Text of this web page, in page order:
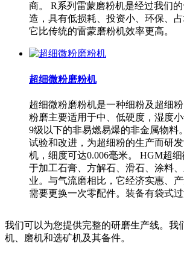
商。 R系列雷蒙磨粉机是经过我们
造，具有低损耗、投资小、环保、占
它比传统的雷蒙磨粉机效率更高。
超细微粉磨粉机
超细微粉磨粉机是一种细粉及超细
粉磨主要适用于中、低硬度，湿度
9级以下的非易燃易爆的非金属物料
试验和改进，为超细粉的生产而研
机，细度可达0.006毫米。 HGM超
于加工石膏、方解石、滑石、涂料
业。与气流磨相比，它经济实惠、
需要更换一次零配件。装备有袋式过
我们可以为您提供完整的研磨生产线。我
机、磨机和选矿机及其备件。